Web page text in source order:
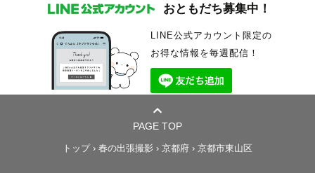
おともだち募集中！
LINE公式アカウント限定の
お得な情報を毎週配信！
PAGE TOP
トップ › 春の出張撮影 › 京都府 › 京都市東山区